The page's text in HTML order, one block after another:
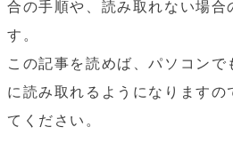
合の手順や、読み取れない場合
す。
この記事を読めば、パソコンで
に読み取れるようになりますの
てください。